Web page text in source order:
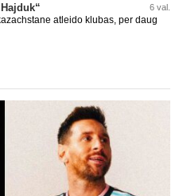
6 val.
atleido klubas, per daug